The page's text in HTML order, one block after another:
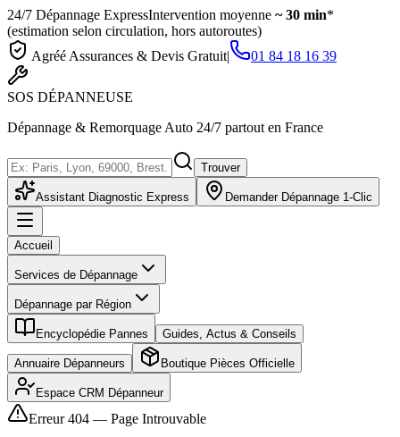
24/7 Dépannage ExpressIntervention moyenne ~ 30 min*
(estimation selon circulation, hors autoroutes)
Agréé Assurances & Devis Gratuit| 01 84 18 16 39
SOS DÉPANNEUSE
Dépannage & Remorquage Auto 24/7 partout en France
Trouver
Assistant Diagnostic Express Demander Dépannage 1-Clic
Accueil
Services de Dépannage
Dépannage par Région
Encyclopédie Pannes Guides, Actus & Conseils
Annuaire Dépanneurs Boutique Pièces Officielle
Espace CRM Dépanneur
Erreur 404 — Page Introuvable